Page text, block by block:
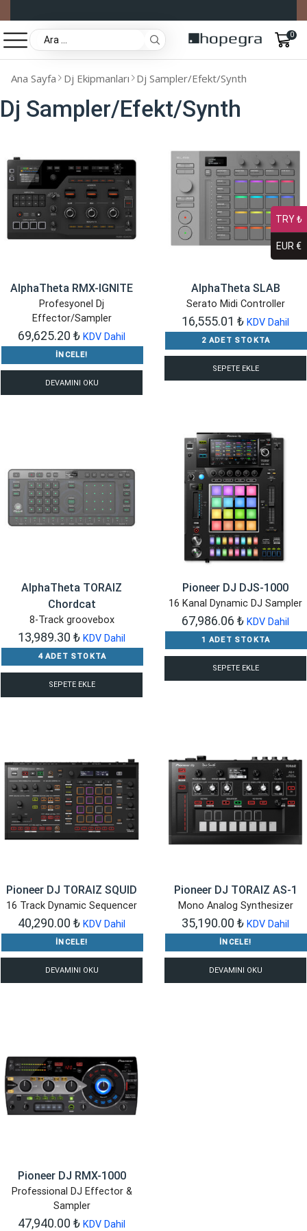
0
Ana Sayfa Dj Ekipmanları Dj Sampler/Efekt/Synth
Dj Sampler/Efekt/Synth
AlphaTheta RMX-IGNITE
Profesyonel Dj
Effector/Sampler
69,625.20 ₺ KDV Dahil
İNCELE!
DEVAMINI OKU
AlphaTheta SLAB
Serato Midi Controller
16,555.01 ₺ KDV Dahil
2 ADET STOKTA
SEPETE EKLE
AlphaTheta TORAIZ
Chordcat
8-Track groovebox
13,989.30 ₺ KDV Dahil
4 ADET STOKTA
SEPETE EKLE
Pioneer DJ DJS-1000
16 Kanal Dynamic DJ Sampler
67,986.06 ₺ KDV Dahil
1 ADET STOKTA
SEPETE EKLE
Pioneer DJ TORAIZ SQUID
16 Track Dynamic Sequencer
40,290.00 ₺ KDV Dahil
İNCELE!
DEVAMINI OKU
Pioneer DJ TORAIZ AS-1
Mono Analog Synthesizer
35,190.00 ₺ KDV Dahil
İNCELE!
DEVAMINI OKU
Pioneer DJ RMX-1000
Professional DJ Effector &
Sampler
47,940.00 ₺ KDV Dahil
TRY ₺
EUR €